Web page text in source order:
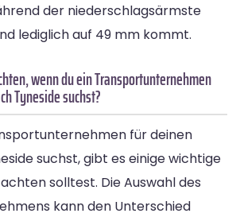
der niederschlagsärmste
lediglich auf 49 mm kommt.
wenn du ein Transportunternehmen
Tyneside suchst?
für deinen
suchst, gibt es einige wichtige
solltest. Die Auswahl des
kann den Unterschied